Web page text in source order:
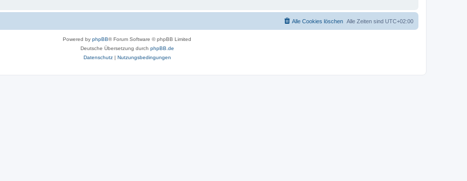
Alle Zeiten sind UTC+02:00
Alle Cookies löschen
Powered by phpBB® Forum Software © phpBB Limited
Deutsche Übersetzung durch phpBB.de
Datenschutz| Nutzungsbedingungen